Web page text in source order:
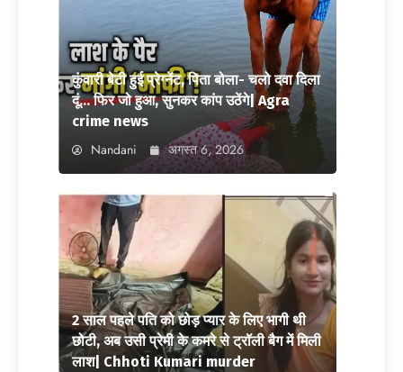
कुंवारी बेटी हुई प्रेग्नेंट, पिता बोला- चलो दवा दिला
दूं… फिर जो हुआ, सुनकर कांप उठेंगे| Agra
crime news
Nandani अगस्त 6, 2026
2 साल पहले पति को छोड़ प्यार के लिए भागी थी
छोटी, अब उसी प्रेमी के कमरे से ट्रॉली बैग में मिली
लाश| Chhoti Kumari murder